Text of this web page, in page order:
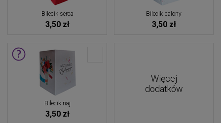
Bilecik serca
3,50 zł
Bilecik balony
3,50 zł
Bilecik naj
3,50 zł
Więcej
dodatków